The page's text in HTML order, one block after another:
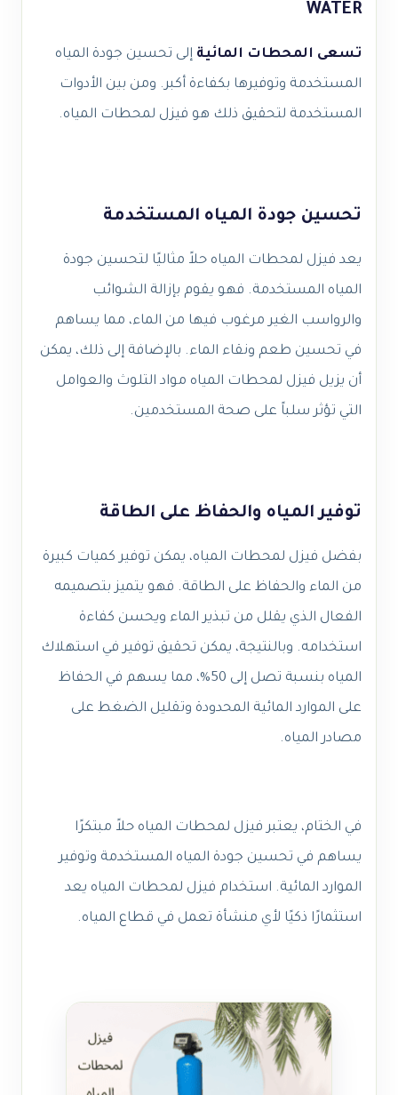
WATER
تسعى المحطات المائية إلى تحسين جودة المياه
المستخدمة وتوفيرها بكفاءة أكبر. ومن بين الأدوات
المستخدمة لتحقيق ذلك هو فيزل لمحطات المياه.
تحسين جودة المياه المستخدمة
يعد فيزل لمحطات المياه حلاً مثاليًا لتحسين جودة
المياه المستخدمة. فهو يقوم بإزالة الشوائب
والرواسب الغير مرغوب فيها من الماء، مما يساهم
في تحسين طعم ونقاء الماء. بالإضافة إلى ذلك، يمكن
أن يزيل فيزل لمحطات المياه مواد التلوث والعوامل
التي تؤثر سلباً على صحة المستخدمين.
توفير المياه والحفاظ على الطاقة
بفضل فيزل لمحطات المياه، يمكن توفير كميات كبيرة
من الماء والحفاظ على الطاقة. فهو يتميز بتصميمه
الفعال الذي يقلل من تبذير الماء ويحسن كفاءة
استخدامه. وبالنتيجة، يمكن تحقيق توفير في استهلاك
المياه بنسبة تصل إلى 50%، مما يسهم في الحفاظ
على الموارد المائية المحدودة وتقليل الضغط على
مصادر المياه.
في الختام، يعتبر فيزل لمحطات المياه حلاً مبتكرًا
يساهم في تحسين جودة المياه المستخدمة وتوفير
الموارد المائية. استخدام فيزل لمحطات المياه يعد
استثمارًا ذكيًا لأي منشأة تعمل في قطاع المياه.